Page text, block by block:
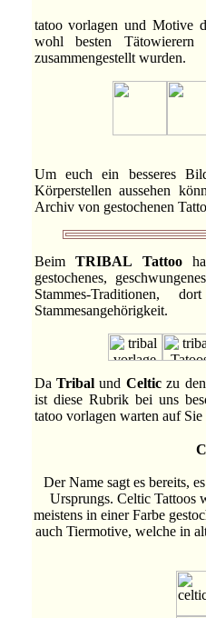
tatoo vorlagen und Motive
wohl besten
zusammengestellt wurden.
Um euch ein besseres
Körperstellen aussehen
Archiv von gestochenen
Beim TRIBAL Tattoo
gestochenes,
Stammes-
Stammesangehörigkeit.
Da Tribalund Celticzu den
ist diese Rubrik bei uns
tatoo vorlagen warten auf Sie
Der Name sagt es bereits,
Ursprungs. Celtic Tattoos
meistens in einer Farbe
auch Tiermotive, welche in